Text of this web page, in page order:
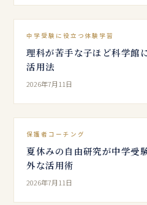
中学受験に役立つ体験学習
理科が苦手な子ほど科学館
活用法
2026年7月11日
保護者コーチング
夏休みの自由研究が中学受
外な活用術
2026年7月11日